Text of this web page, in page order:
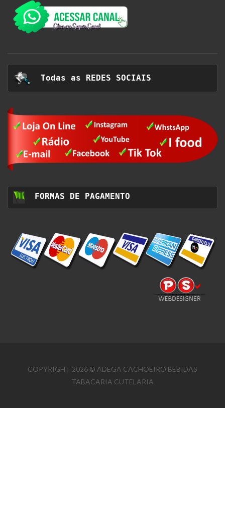
Todas as REDES SOCIAIS
FORMAS DE PAGAMENTO
COPYRIGHT 2026 © ADEGA CACHOEIRO BEBIDAS
TABACARIA CUTELARIA